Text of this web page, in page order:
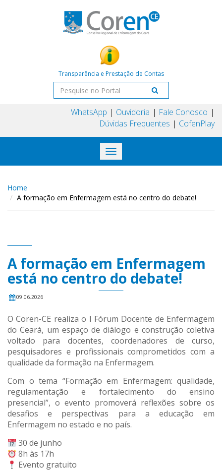
Transparência e Prestação de Contas
WhatsApp Ouvidoria
Fale Conosco
Dúvidas Frequentes
CofenPlay
Toggle
navigation
Home
A formação em Enfermagem está no centro do debate!
A formação em Enfermagem
está no centro do debate!
09.06.2026
O Coren-CE realiza o I Fórum Docente de Enfermagem
do Ceará, um espaço de diálogo e construção coletiva
voltado para docentes, coordenadores de curso,
pesquisadores e profissionais comprometidos com a
qualidade da formação na Enfermagem.
Com o tema “Formação em Enfermagem: qualidade,
regulamentação e fortalecimento do ensino
presencial”, o evento promoverá reflexões sobre os
desafios e perspectivas para a educação em
Enfermagem no estado e no país.
30 de junho
8h às 17h
Evento gratuito